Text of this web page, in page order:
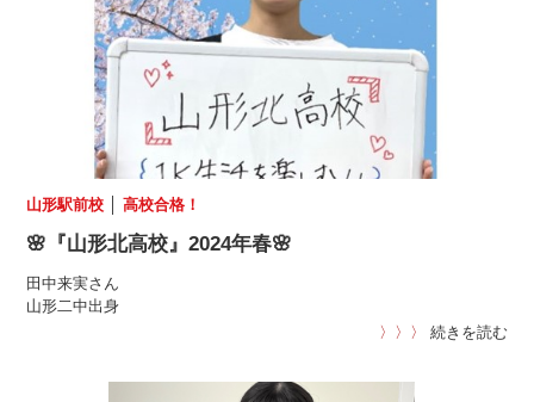
山形駅前校 │高校合格！
🌸『山形北高校』2024年春🌸
田中来実さん
山形二中出身
〉〉〉
続きを読む